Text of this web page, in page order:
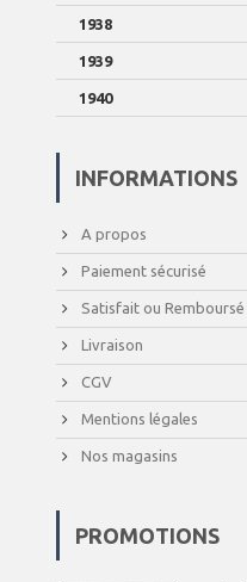
1938
1939
1940
INFORMATIONS
A propos
Paiement sécurisé
Satisfait ou Remboursé
Livraison
CGV
Mentions légales
Nos magasins
PROMOTIONS